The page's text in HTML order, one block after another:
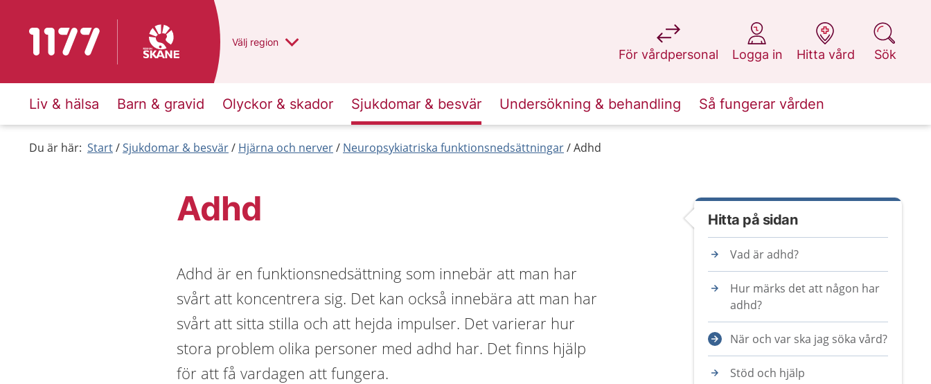
Till startsidan för 1177 Du har valt region
Välj en annan
region
För vårdpersonal
på 1177.se
Logga in
på 1177.se
Hitta vård
på 1177.se
Sök
på 1177.se
Liv & hälsa Barn & gravid Olyckor & skador Sjukdomar & besvär Undersökning & behandling Så fungerar vården
Du är här: Start Sjukdomar & besvär Hjärna och nerver Neuropsykiatriska funktionsnedsättningar Adhd
Adhd
Adhd är en funktionsnedsättning som innebär att man har
svårt att koncentrera sig. Det kan också innebära att man har
svårt att sitta stilla och att hejda impulser. Det varierar hur
stora problem olika personer med adhd har. Det finns hjälp
för att få vardagen att fungera.
Hitta på sidan
Vad är adhd?
Hur märks det att någon har
adhd?
När och var ska jag söka vård?
Stöd och hjälp